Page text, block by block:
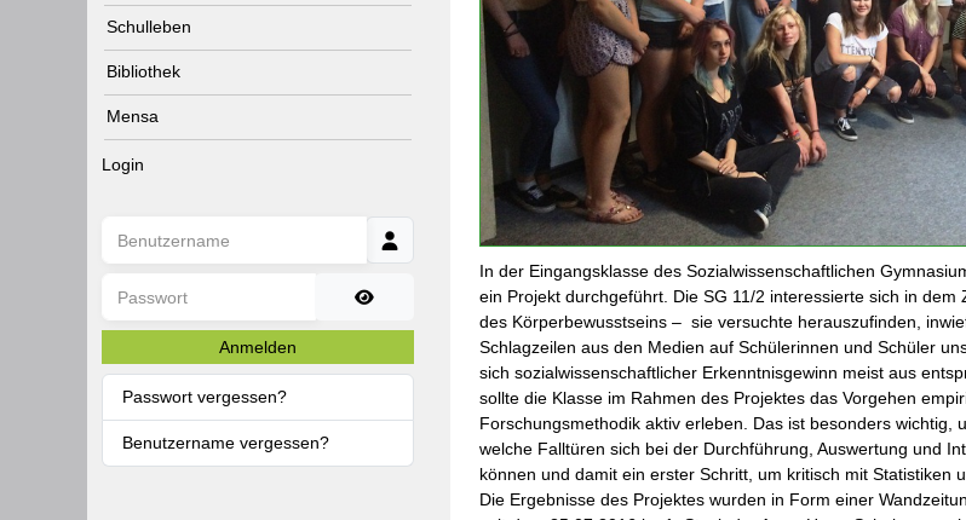
Schulleben
Bibliothek
Mensa
Login
Passwort anzeigen
Anmelden
Passwort vergessen?
Benutzername vergessen?
In der Eingangsklasse des Sozialwissenschaftlichen
ein Projekt durchgeführt. Die SG 11/2 interessierte sich in dem
des Körperbewusstseins – sie versuchte herauszufinden,
Schlagzeilen aus den Medien auf Schülerinnen und Schüler
sich sozialwissenschaftlicher Erkenntnisgewinn meist aus
sollte die Klasse im Rahmen des Projektes das Vorgehen
Forschungsmethodik aktiv erleben. Das ist besonders wichtig,
welche Falltüren sich bei der Durchführung, Auswertung und
können und damit ein erster Schritt, um kritisch mit Statistiken
Die Ergebnisse des Projektes wurden in Form einer